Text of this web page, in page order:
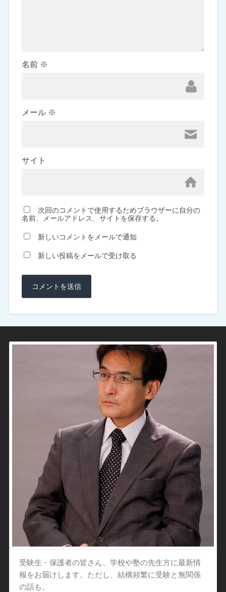
名前 ※
メール ※
サイト
次回のコメントで使用するためブラウザーに自分の
名前、メールアドレス、サイトを保存する。
新しいコメントをメールで通知
新しい投稿をメールで受け取る
受験生・保護者の皆さん、学校や塾の先生方に最新情
報をお届けします。ただし、結構頻繁に受験と無関係
の話も。